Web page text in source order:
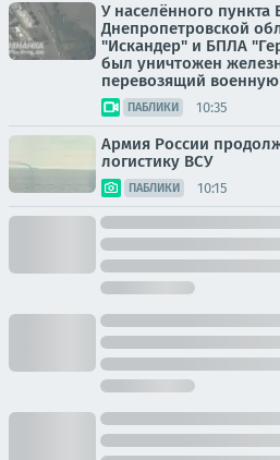
У населённого пункта
Днепропетровской
"Искандер" и БПЛА
был уничтожен
перевозящий
ПАБЛИКИ 10:35
Армия России
логистику ВСУ
ПАБЛИКИ 10:15